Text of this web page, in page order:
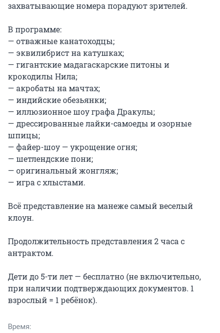
захватывающие номера порадуют зрителей.
В программе:
— отважные канатоходцы;
— эквилибрист на катушках;
— гигантские мадагаскарские питоны и
крокодилы Нила;
— акробаты на мачтах;
— индийские обезьянки;
— иллюзионное шоу графа Дракулы;
— дрессированные лайки-самоеды и озорные
шпицы;
— файер-шоу — укрощение огня;
— шетлендские пони;
— оригинальный жонгляж;
— игра с хлыстами.
Всё представление на манеже самый веселый
клоун.
Продолжительность представления 2 часа с
антрактом.
Дети до 5-ти лет — бесплатно (не включительно,
при наличии подтверждающих документов. 1
взрослый = 1 ребёнок).
Время: